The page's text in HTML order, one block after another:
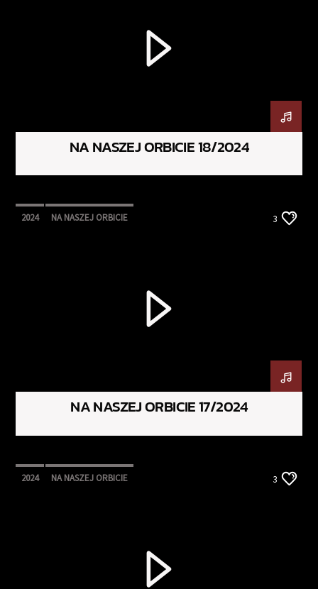
NA NASZEJ ORBICIE 18/2024
2024 NA NASZEJ ORBICIE 3
NA NASZEJ ORBICIE 17/2024
2024 NA NASZEJ ORBICIE 3